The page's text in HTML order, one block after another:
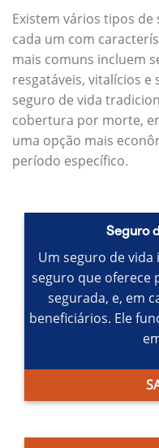
Existem vários tipos
cada um com
mais comuns incluem
resgatáveis, vitalícios e
seguro de vida
cobertura por morte,
uma opção mais
período específico.
Seguro
Um seguro de
seguro que oferece
segurada, e, em
beneficiários. Ele